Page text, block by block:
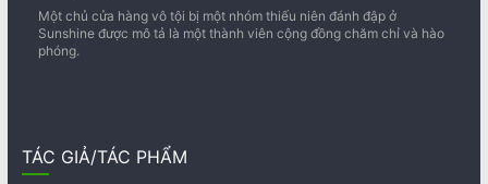
Một chủ cửa hàng vô tội bị một nhóm thiếu niên đánh đập ở
Sunshine được mô tả là một thành viên cộng đồng chăm chỉ và hào
phóng.
TÁC GIẢ/TÁC PHẨM